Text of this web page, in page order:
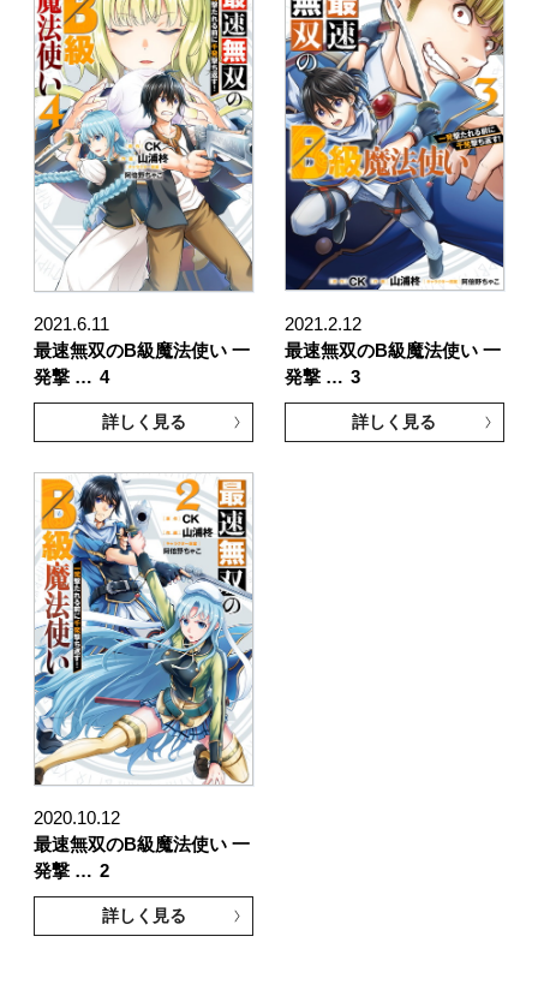
2021.6.11
最速無双のB級魔法使い 一
発撃 … 4
詳しく見る
2021.2.12
最速無双のB級魔法使い 一
発撃 … 3
詳しく見る
2020.10.12
最速無双のB級魔法使い 一
発撃 … 2
詳しく見る